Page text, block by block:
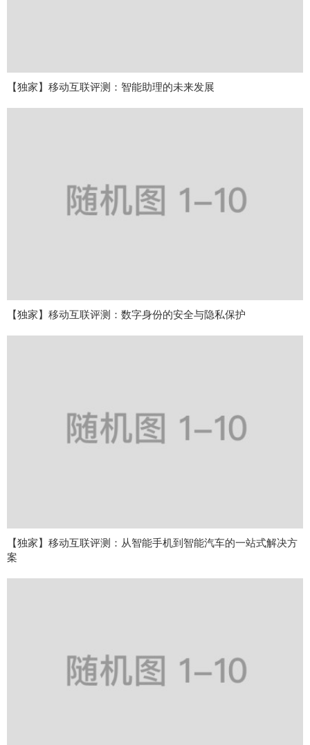
【独家】移动互联评测：智能助理的未来发展
【独家】移动互联评测：数字身份的安全与隐私保护
【独家】移动互联评测：从智能手机到智能汽车的一站式解决方
案